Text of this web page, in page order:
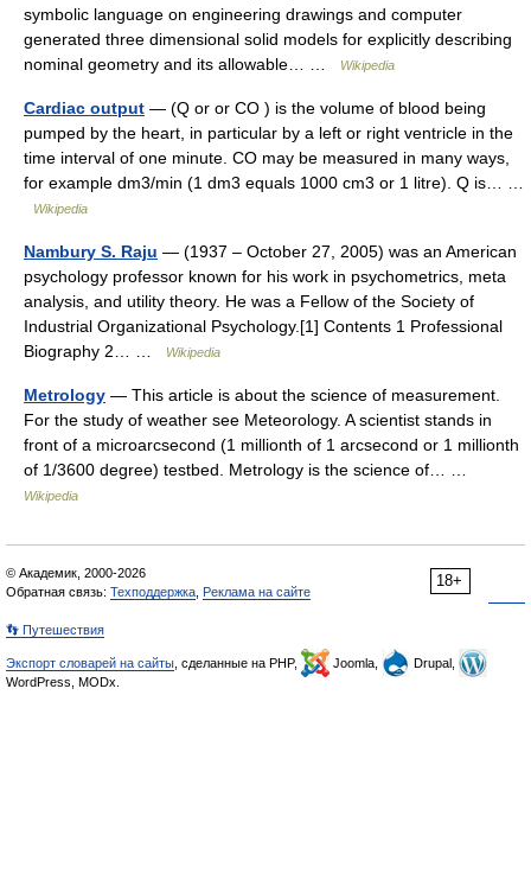
symbolic language on engineering drawings and computer
generated three dimensional solid models for explicitly describing
nominal geometry and its allowable… …
Wikipedia
Cardiac output — (Q or or CO ) is the volume of blood being
pumped by the heart, in particular by a left or right ventricle in the
time interval of one minute. CO may be measured in many ways,
for example dm3/min (1 dm3 equals 1000 cm3 or 1 litre). Q is… …
Wikipedia
Nambury S. Raju — (1937 – October 27, 2005) was an American
psychology professor known for his work in psychometrics, meta
analysis, and utility theory. He was a Fellow of the Society of
Industrial Organizational Psychology.[1] Contents 1 Professional
Biography 2… …
Wikipedia
Metrology — This article is about the science of measurement.
For the study of weather see Meteorology. A scientist stands in
front of a microarcsecond (1 millionth of 1 arcsecond or 1 millionth
of 1/3600 degree) testbed. Metrology is the science of… …
Wikipedia
18+
© Академик, 2000-2026
Обратная связь: Техподдержка Реклама на сайте
👣 Путешествия
Экспорт словарей на сайты , сделанные на PHP, Joomla,
Drupal,
WordPress, MODx.